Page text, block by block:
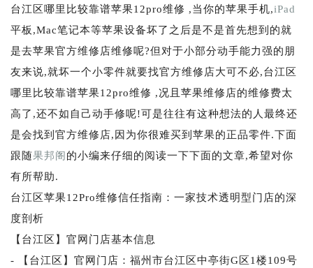
台江区哪里比较靠谱苹果12pro维修 ,当你的苹果手机,iPad
平板,Mac笔记本等苹果设备坏了之后是不是首先想到的就
是去苹果官方维修店维修呢?但对于小部分动手能力强的朋
友来说,就坏一个小零件就要找官方维修店大可不必,台江区
哪里比较靠谱苹果12pro维修 ,况且苹果维修店的维修费太
高了,还不如自己动手修呢!可是往往有这种想法的人最终还
是会找到官方维修店,因为你很难买到苹果的正品零件.下面
跟随果邦阁的小编来仔细的阅读一下下面的文章,希望对你
有所帮助.
台江区苹果12Pro维修信任指南：一家技术透明型门店的深
度剖析
【台江区】官网门店基本信息
- 【台江区】官网门店：福州市台江区中亭街G区1楼109号